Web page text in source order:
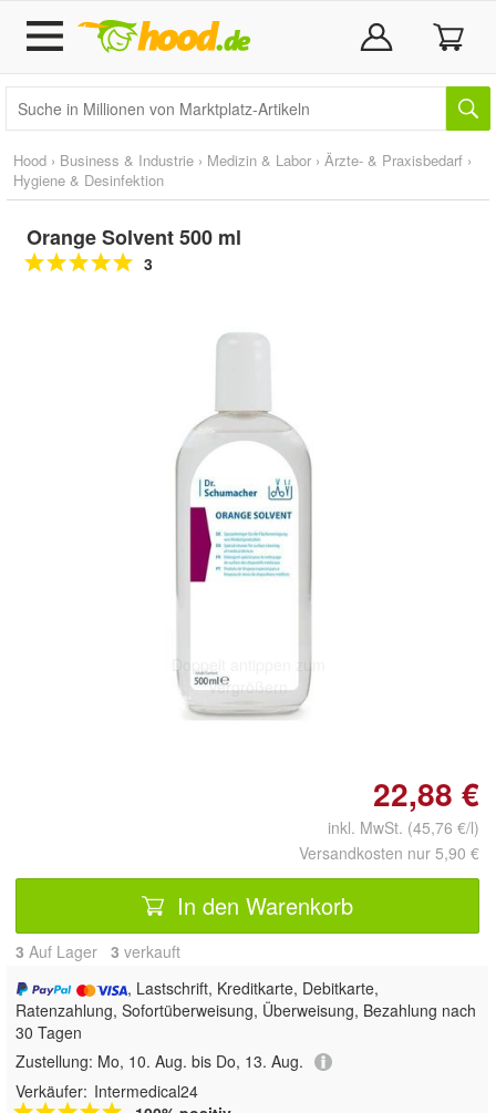
Hood › Business & Industrie › Medizin & Labor › Ärzte- & Praxisbedarf ›
Hygiene & Desinfektion
Orange Solvent 500 ml
3
Doppelt antippen zum
vergrößern
22,88 €
inkl. MwSt. (45,76 €/l)
Versandkosten nur 5,90 €
In den Warenkorb
3 Auf Lager 3 verkauft
, Lastschrift, Kreditkarte, Debitkarte,
Ratenzahlung, Sofortüberweisung, Überweisung, Bezahlung nach
30 Tagen
Zustellung: Mo, 10. Aug. bis Do, 13. Aug.
Verkäufer: Intermedical24